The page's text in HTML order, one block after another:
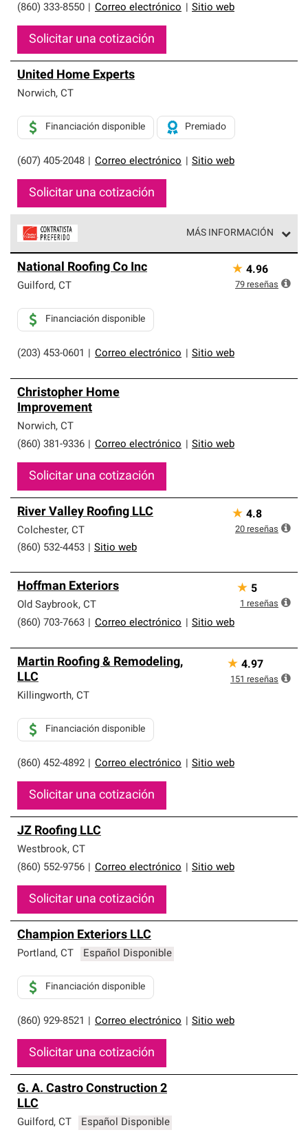
(860) 333-8550 Correo electrónico Sitio web
Solicitar una cotización
United Home Experts
Norwich, CT
(607) 405-2048 Correo electrónico Sitio web
Financiación disponible Premiado
Solicitar una cotización
MÁS INFORMACIÓN
parte de una red exclusiva de profesionales de techos
que cumplen con altos estándares y requisitos estrictos
National Roofing Co Inc
Guilford, CT
(203) 453-0601 Correo electrónico Sitio web
Financiación disponible
★ 4.96
79 reseñas
Christopher Home
Improvement
Norwich, CT
(860) 381-9336
Correo electrónico Sitio web
Solicitar una cotización
River Valley Roofing LLC
Colchester, CT
(860) 532-4453
Sitio web
★ 4.8
20 reseñas
Hoffman Exteriors
Old Saybrook, CT
(860) 703-7663
Correo electrónico Sitio web
★ 5
1 reseñas
Martin Roofing & Remodeling,
LLC
Killingworth, CT
(860) 452-4892 Correo electrónico Sitio web
Financiación disponible
Solicitar una cotización
★ 4.97
151 reseñas
JZ Roofing LLC
Westbrook, CT
(860) 552-9756
Correo electrónico Sitio web
Solicitar una cotización
Champion Exteriors LLC
Portland, CT Español Disponible
(860) 929-8521 Correo electrónico Sitio web
Financiación disponible
Solicitar una cotización
G. A. Castro Construction 2
LLC
Guilford, CT Español Disponible